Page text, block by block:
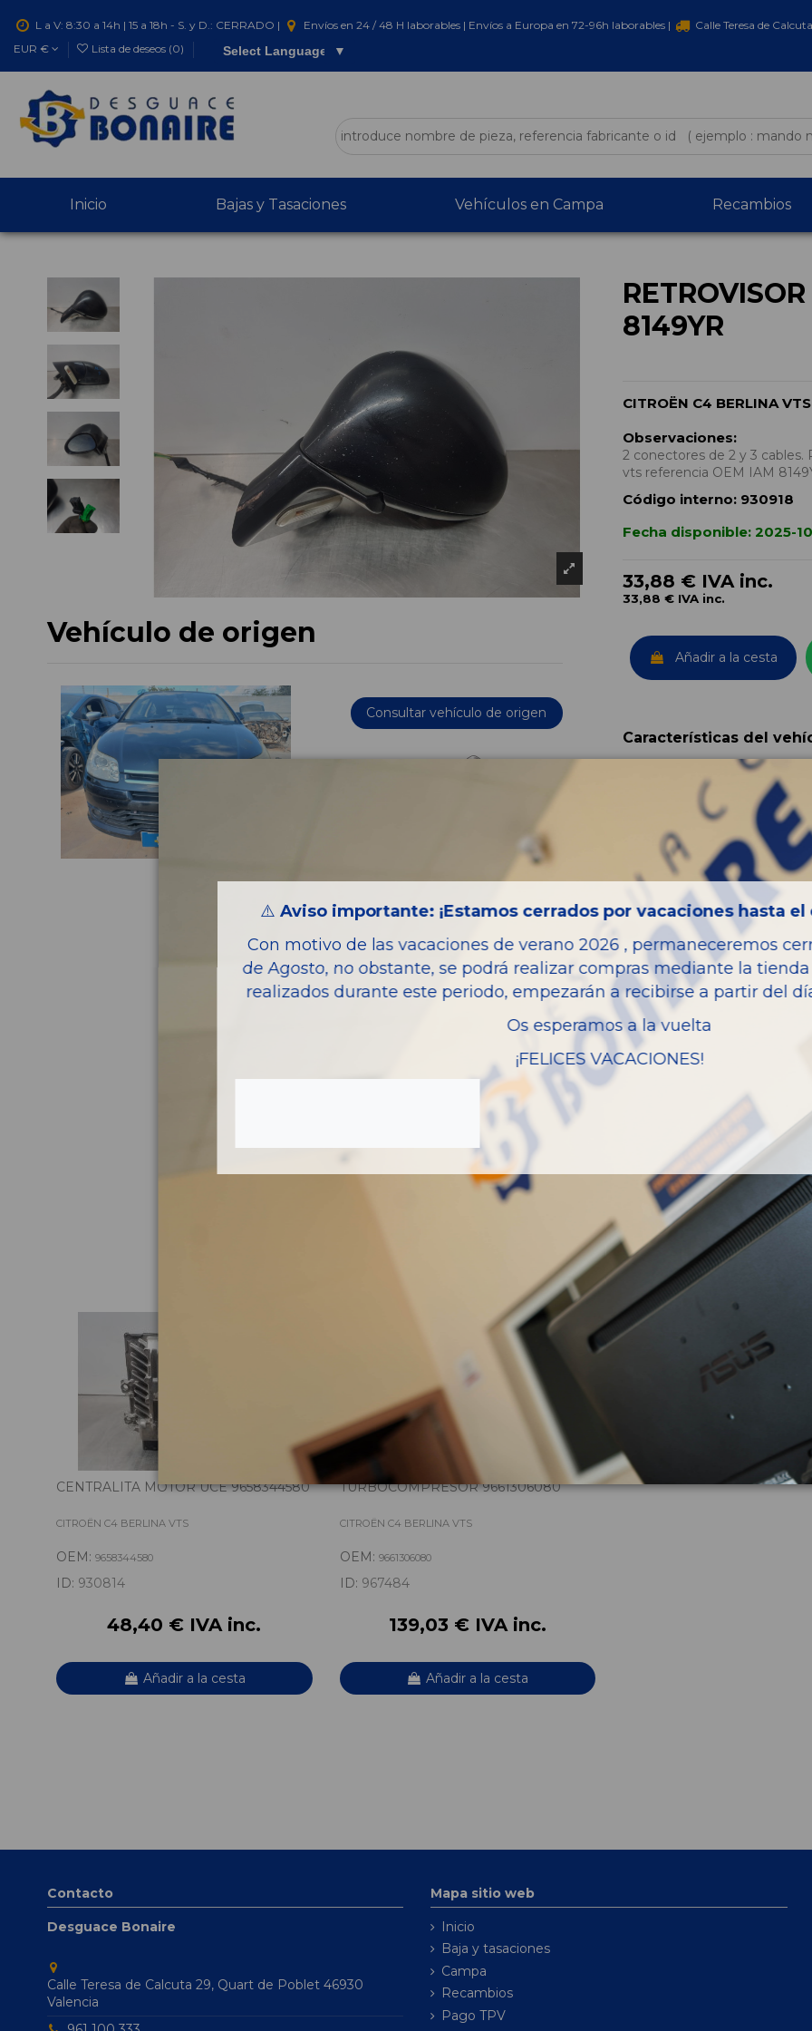
L a V: 8:30 a 14h | 15 a 18h - S. y D.: CERRADO | Envíos en 24 / 48 H laborables | Envíos a Europa en 72-96h laborables |
Calle Teresa de
EUR €
Lista de deseos (0) Select Language ▼
Inicio Bajas y Tasaciones Vehículos en Campa Recambios
Vehículo de origen
Consultar vehículo de origen
8149YR
CITROËN C4 BERLINA VTS
Observaciones:
2 conectores de 2 y 3
vts referencia OEM IAM
Código interno: 930918
Fecha disponible: 2025-
33,88 € IVA inc.
33,88 € IVA inc.
Añadir a la cesta
Características del
Año fabricación
Código motor
Bastidor
Combustible
Versión
Potencia
Modelo
Garantia
Piezas almacenadas del
CENTRALITA MOTOR UCE 9658344580
CITROËN C4 BERLINA VTS
OEM: 9658344580
ID: 930814
48,40 € IVA inc.
Añadir a la cesta
TURBOCOMPRESOR 9661306080
CITROËN C4 BERLINA VTS
OEM: 9661306080
ID: 967484
139,03 € IVA inc.
Añadir a la cesta
Contacto
Desguace Bonaire
Calle Teresa de Calcuta 29, Quart de Poblet 46930
Valencia
Mapa sitio web
Inicio
Baja y tasaciones
Campa
Recambios
Pago TPV
⚠️ Aviso importante: ¡Estamos cerrados por vacaciones hasta el
Con motivo de las vacaciones de verano 2026 , permaneceremos
de Agosto, no obstante, se podrá realizar compras mediante la
realizados durante este periodo, empezarán a recibirse a partir del
Os esperamos a la vuelta
¡FELICES VACACIONES!